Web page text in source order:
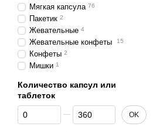
Мягкая капсула 76
Пакетик 2
Жевательные 4
Жевательные конфеты 15
Конфеты 2
Мишки 1
Количество капсул или
таблеток
От Количество капсул или таблеток
До Количество капсул или таблеток
OK